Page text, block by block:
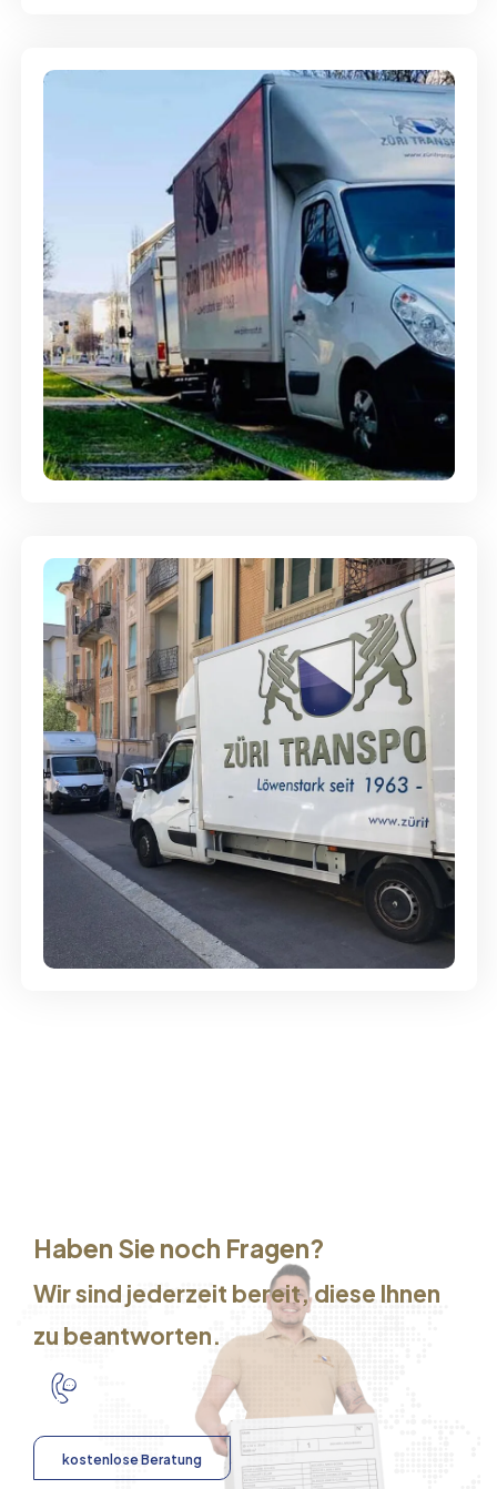
Ein- und Auspackservice
Günstige Umzüge - Hervorragender
Service
Haben Sie noch Fragen?
Wir sind jederzeit bereit, diese Ihnen
zu beantworten.
kostenlose Beratung